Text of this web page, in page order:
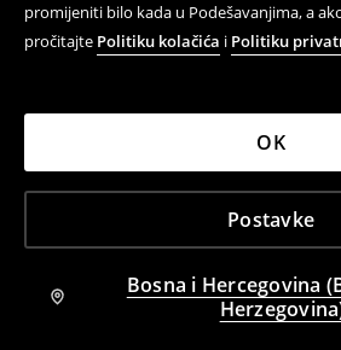
promijeniti bilo kada u Podešavanjima, a
pročitajte Politiku kolačića i Politiku
Postavke
OK
Bosna i Hercegovina
Majica